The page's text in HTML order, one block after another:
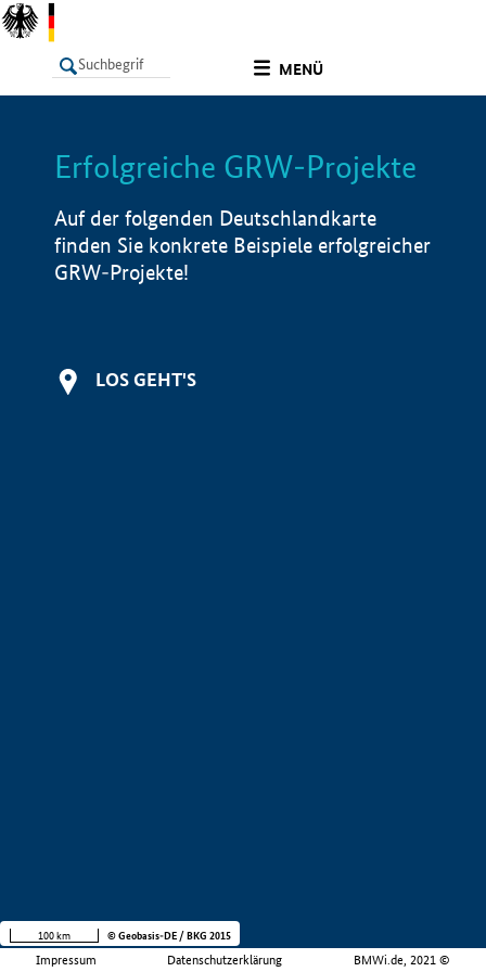
MENÜ
LISTE Info
Erfolgreiche GRW-Projekte
Auf der folgenden Deutschlandkarte
finden Sie konkrete Beispiele erfolgreicher
GRW-Projekte!
LOS GEHT'S
Impressum Datenschutzerklärung BMWi.de, 2021 ©
100 km © Geobasis-DE / BKG 2015